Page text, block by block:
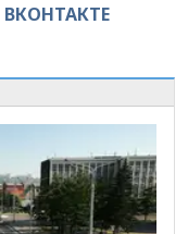
ВКОНТАКТЕ